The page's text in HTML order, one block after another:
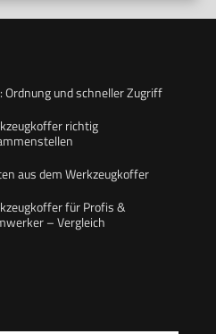
Ordnung und schneller Zugriff
richtig
aus dem Werkzeugkoffer
für Profis &
– Vergleich